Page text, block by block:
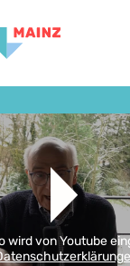
wird von Youtube